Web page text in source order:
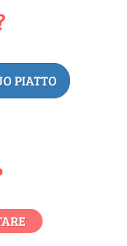
PIATTO